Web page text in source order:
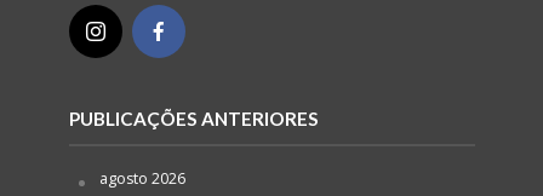
PUBLICAÇÕES ANTERIORES
agosto 2026